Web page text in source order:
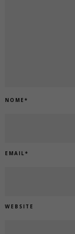
NOME *
EMAIL*
WEBSITE